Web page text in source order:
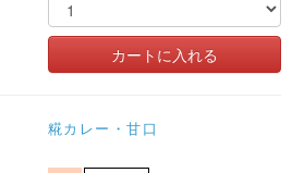
糀カレー・甘口